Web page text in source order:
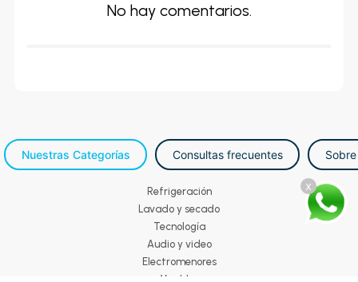
x
No hay comentarios.
Nuestras Categorías Consultas frecuentes
Refrigeración
Lavado y secado
Tecnología
Audio y video
Electromenores
Muebles